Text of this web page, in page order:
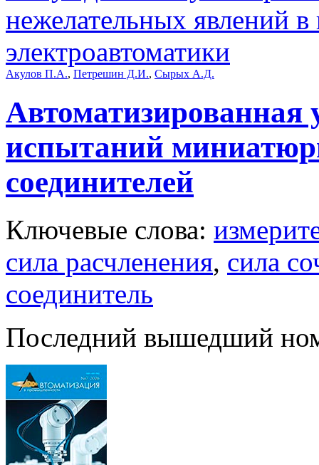
нежелательных явлений
электроавтоматики
Акулов П.А., Петрешин Д.И., Сырых А.Д.
Автоматизированная
испытаний
соединителей
Ключевые слова:
сила расчленения, сила
соединитель
Последний вышедший